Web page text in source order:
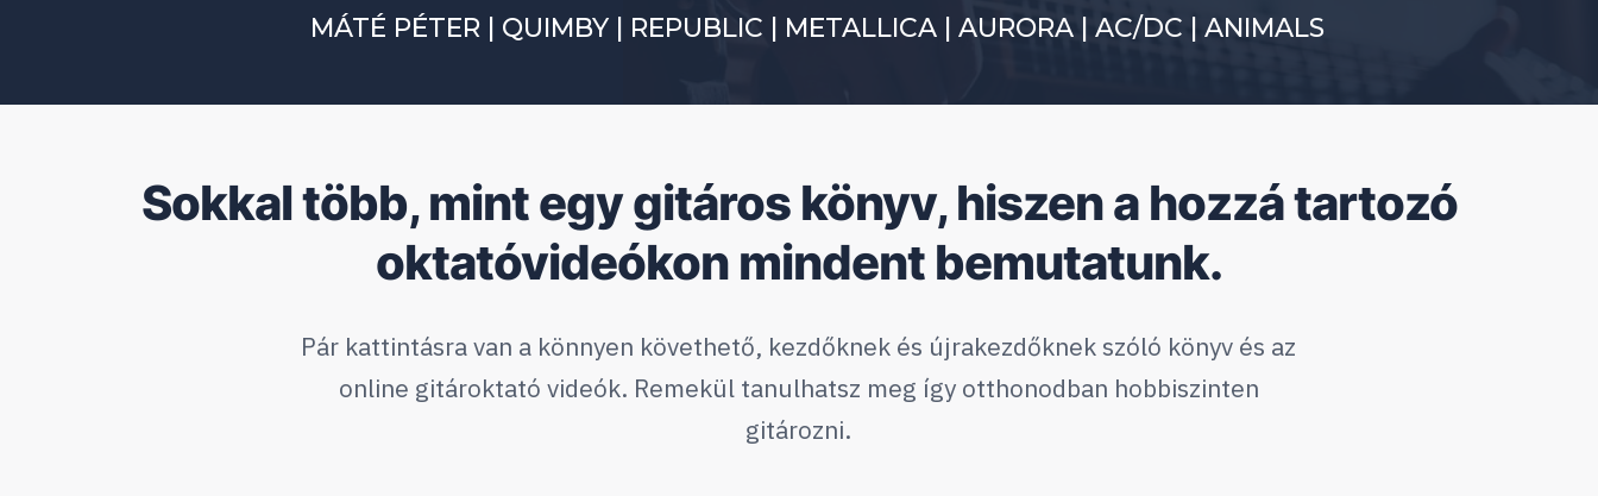
MÁTÉ PÉTER | QUIMBY | REPUBLIC | METALLICA | AURORA | AC/DC | ANIMALS
Sokkal több, mint egy gitáros könyv, hiszen a hozzá tartozó
oktatóvideókon mindent bemutatunk.
Pár kattintásra van a könnyen követhető, kezdőknek és újrakezdőknek szóló könyv és az
online gitároktató videók. Remekül tanulhatsz meg így otthonodban hobbiszinten
gitározni.